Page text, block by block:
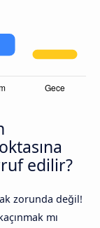
edilir?
zorunda değil!
mı